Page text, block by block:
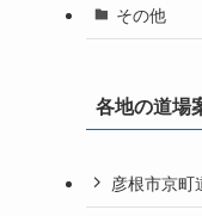
その他
各地の道場
彦根市京町